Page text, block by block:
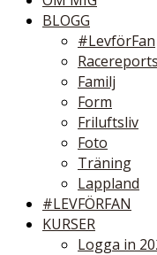
BLOGG
#LevförFan
Racereports
Familj
Form
Friluftsliv
Foto
Träning
Lappland
#LEVFÖRFAN
KURSER
Logga in